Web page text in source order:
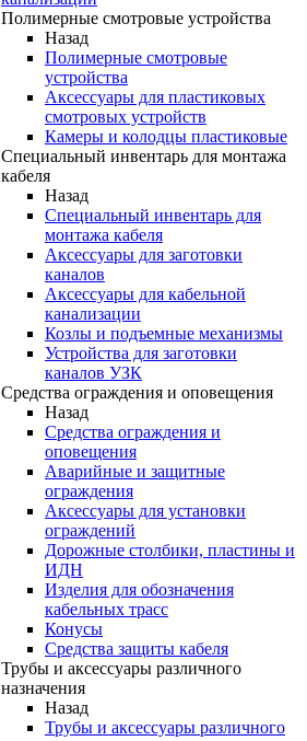
Полимерные смотровые устройства
Назад
Полимерные смотровые
устройства
Аксессуары для пластиковых
смотровых устройств
Камеры и колодцы пластиковые
Специальный инвентарь для монтажа
кабеля
Назад
Специальный инвентарь для
монтажа кабеля
Аксессуары для заготовки
каналов
Аксессуары для кабельной
канализации
Козлы и подъемные механизмы
Устройства для заготовки
каналов УЗК
Средства ограждения и оповещения
Назад
Средства ограждения и
оповещения
Аварийные и защитные
ограждения
Аксессуары для установки
ограждений
Дорожные столбики, пластины и
ИДН
Изделия для обозначения
кабельных трасс
Конусы
Средства защиты кабеля
Трубы и аксессуары различного
назначения
Назад
Трубы и аксессуары различного